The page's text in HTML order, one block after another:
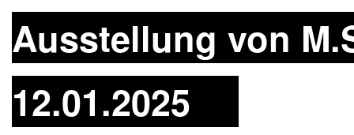
Ausstellung von
12.01.2025